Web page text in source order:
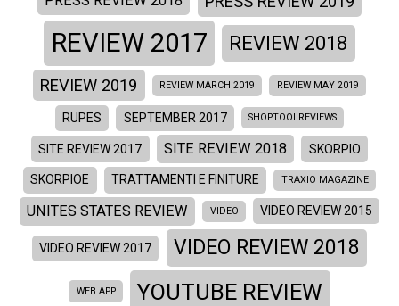
REVIEW 2017 REVIEW 2018
REVIEW 2019 REVIEW MARCH 2019 REVIEW MAY 2019
RUPES SEPTEMBER 2017 SHOPTOOLREVIEWS
SITE REVIEW 2017 SITE REVIEW 2018 SKORPIO
SKORPIOE TRATTAMENTI E FINITURE TRAXIO MAGAZINE
UNITES STATES REVIEW VIDEO VIDEO REVIEW 2015
VIDEO REVIEW 2017 VIDEO REVIEW 2018
WEB APP YOUTUBE REVIEW